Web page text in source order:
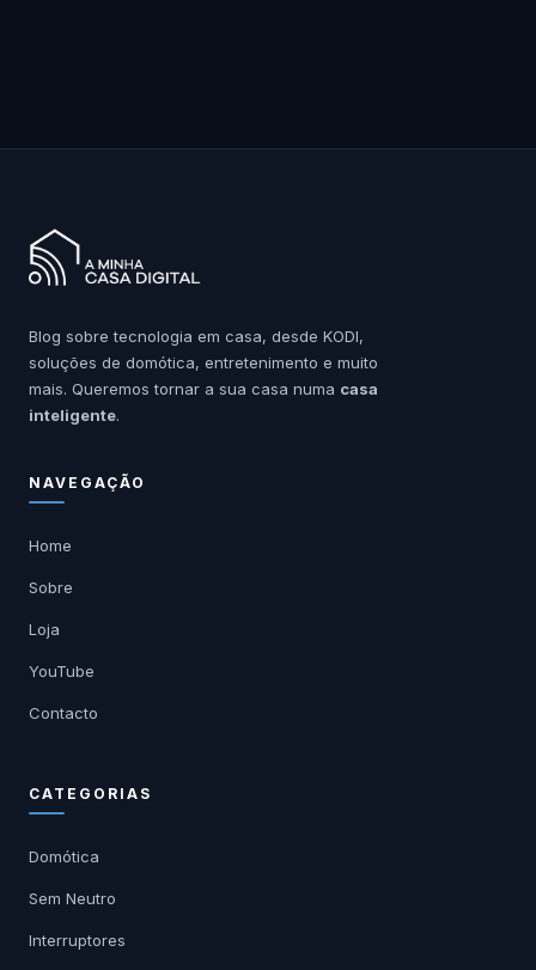
Blog sobre tecnologia em casa, desde KODI,
soluções de domótica, entretenimento e muito
mais. Queremos tornar a sua casa numa casa
inteligente.
NAVEGAÇÃO
Home
Sobre
Loja
YouTube
Contacto
CATEGORIAS
Domótica
Sem Neutro
Interruptores